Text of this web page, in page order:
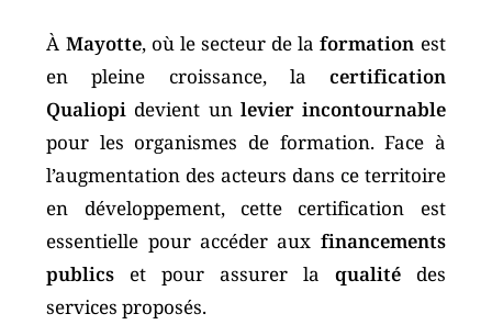
À Mayotte, où le secteur de laformation est
en pleine croissance, la certification
Qualiopi devient un levier incontournable
pour les organismes de formation. Face à
l’augmentation des acteurs dans ce territoire
en développement, cette certification est
essentielle pour accéder aux financements
publics et pour assurer la qualitédes
services proposés.